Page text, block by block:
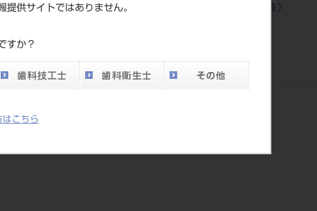
提供サイトではありません。
すか？
はこちら
メーカー ネオ製薬工業（株）
ジ